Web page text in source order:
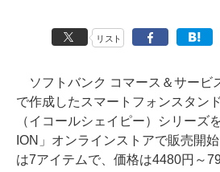
リスト
ソフトバンク コマース＆サービ
で作成したスマートフォンスタン
（イコールシェイピー）シリーズ
ION」オンラインストアで販売開
は7アイテムで、価格は4480円～